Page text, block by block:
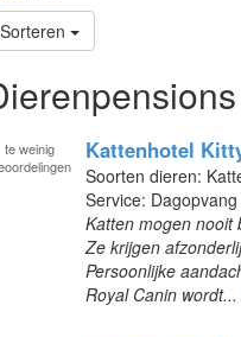
Sorteren
te weinig
Kattenhotel
Soorten dieren:
Service: Dagopvang
Katten mogen nooit
Ze krijgen
Persoonlijke
Royal Canin wordt...